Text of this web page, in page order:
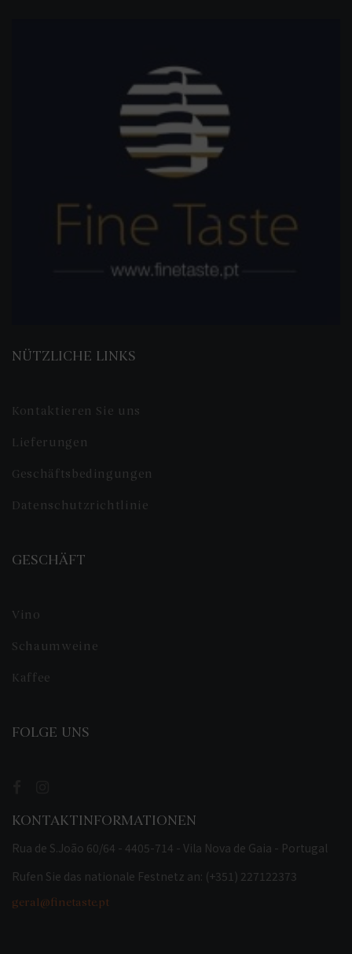
NÜTZLICHE LINKS
Kontaktieren Sie uns
Lieferungen
Geschäftsbedingungen
Datenschutzrichtlinie
GESCHÄFT
Vino
Schaumweine
Kaffee
FOLGE UNS
KONTAKTINFORMATIONEN
Rua de S.João 60/64 - 4405-714 - Vila Nova de Gaia - Portugal
Rufen Sie das nationale Festnetz an: (+351) 227122373
geral@finetaste.pt